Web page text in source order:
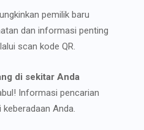
pemilik baru
dan informasi penting
scan kode QR.
di sekitar Anda
Informasi pencarian
Anda.